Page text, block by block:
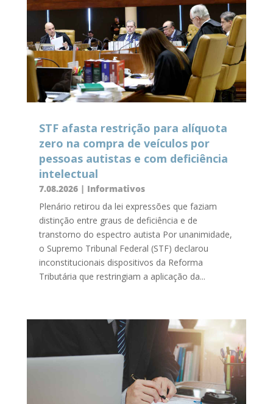
STF afasta restrição para alíquota
zero na compra de veículos por
pessoas autistas e com deficiência
intelectual
7.08.2026| Informativos
Plenário retirou da lei expressões que faziam
distinção entre graus de deficiência e de
transtorno do espectro autista Por unanimidade,
o Supremo Tribunal Federal (STF) declarou
inconstitucionais dispositivos da Reforma
Tributária que restringiam a aplicação da...